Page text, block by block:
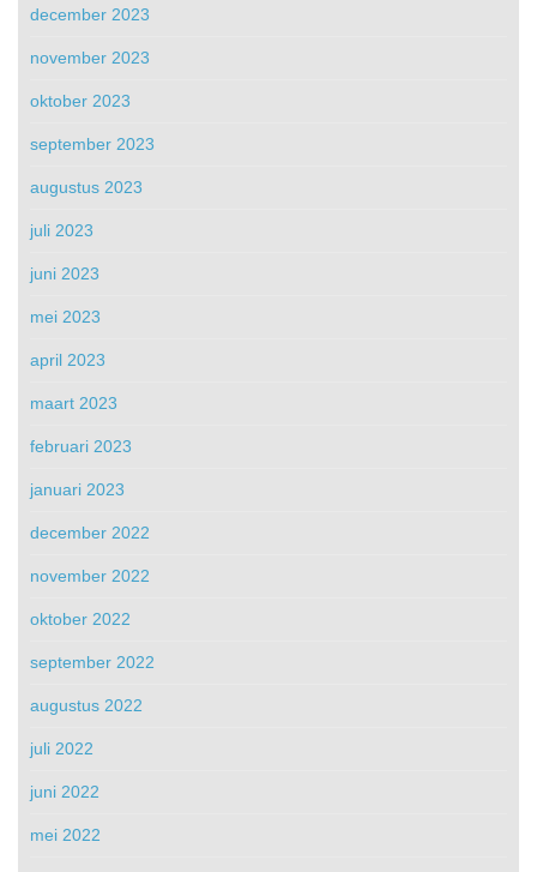
december 2023
november 2023
oktober 2023
september 2023
augustus 2023
juli 2023
juni 2023
mei 2023
april 2023
maart 2023
februari 2023
januari 2023
december 2022
november 2022
oktober 2022
september 2022
augustus 2022
juli 2022
juni 2022
mei 2022